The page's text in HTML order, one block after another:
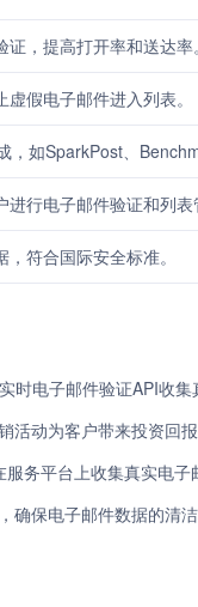
，提高打开率和送达率。
假电子邮件进入列表。
如SparkPost、
行电子邮件验证和列表
符合国际安全标准。
电子邮件验证API收集
动为客户带来投资回报
务平台上收集真实电子
保电子邮件数据的清洁